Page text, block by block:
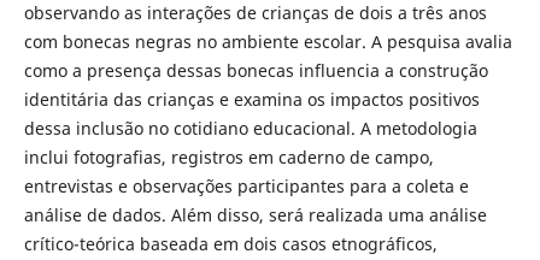
observando as interações de crianças de dois a três anos
com bonecas negras no ambiente escolar. A pesquisa avalia
como a presença dessas bonecas influencia a construção
identitária das crianças e examina os impactos positivos
dessa inclusão no cotidiano educacional. A metodologia
inclui fotografias, registros em caderno de campo,
entrevistas e observações participantes para a coleta e
análise de dados. Além disso, será realizada uma análise
crítico-teórica baseada em dois casos etnográficos,